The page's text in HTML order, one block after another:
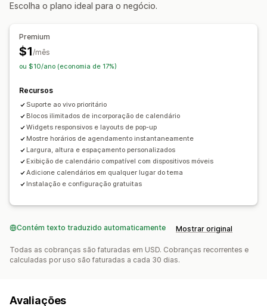
Check-in em eventos
Em vários idiomas
De vários locais
CSS personalizado
Escolha o plano ideal para o negócio.
Premium
$1/mês
ou $10/ano (economia de 17%)
Recursos
Suporte ao vivo prioritário
Blocos ilimitados de incorporação de calendário
Widgets responsivos e layouts de pop-up
Mostre horários de agendamento instantaneamente
Largura, altura e espaçamento personalizados
Exibição de calendário compatível com dispositivos móveis
Adicione calendários em qualquer lugar do tema
Instalação e configuração gratuitas
Contém texto traduzido automaticamente Mostrar original
Todas as cobranças são faturadas em USD. Cobranças recorrentes e
calculadas por uso são faturadas a cada 30 dias.
Avaliações